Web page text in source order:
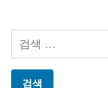
운
동
오
이
검
색: